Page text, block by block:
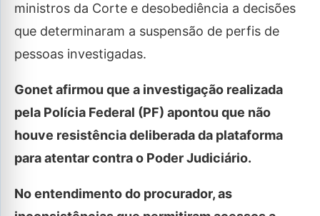
ministros da Corte e desobediência a decisões
que determinaram a suspensão de perfis de
pessoas investigadas.
Gonet afirmou que a investigação realizada
pela Polícia Federal (PF) apontou que não
houve resistência deliberada da plataforma
para atentar contra o Poder Judiciário.
No entendimento do procurador, as